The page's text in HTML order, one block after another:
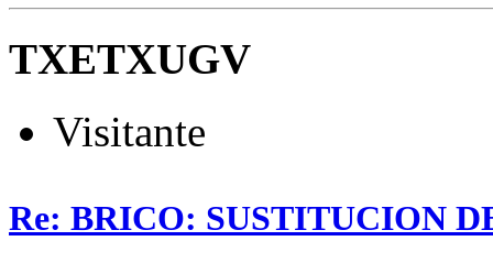
TXETXUGV
Visitante
Re: BRICO: SUSTITUCION